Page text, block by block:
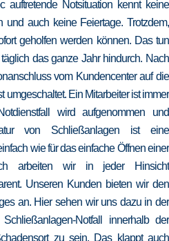
Notsituation kennt keine
und auch keine Feiertage. Trotzdem,
geholfen werden können. Das tun
das ganze Jahr hindurch. Nach
vom Kundencenter auf die
umgeschaltet. Ein Mitarbeiter ist immer
wird aufgenommen und
von Schließanlagen ist eine
wie für das einfache Öffnen einer
arbeiten wir in jeder Hinsicht
Unseren Kunden bieten wir den
an. Hier sehen wir uns dazu in der
Notfall innerhalb der
zu sein. Das klappt auch